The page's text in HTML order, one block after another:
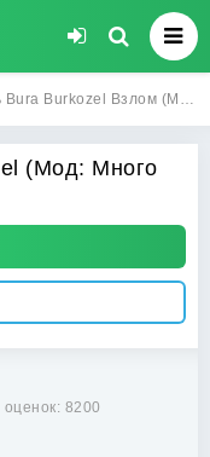
Взлом (Много денег) на Андроид бесплатно
(Мод: Много
оценок: 8200